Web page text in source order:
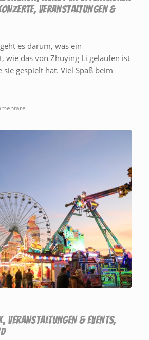
, VERANSTALTUNGEN &
es darum, was ein
wie das von Zhuying Li gelaufen ist
sie gespielt hat. Viel Spaß beim
, VERANSTALTUNGEN & EVENTS,